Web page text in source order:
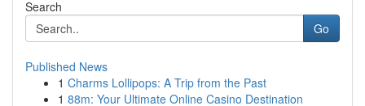
Search
Go
Published News
1 Charms Lollipops: A Trip from the Past
1 88m: Your Ultimate Online Casino Destination